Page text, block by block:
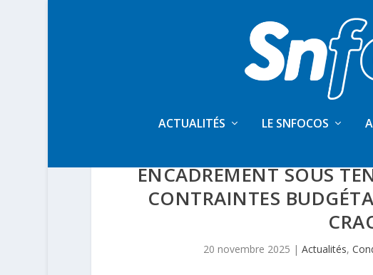
ACTUALITÉS LE SNFOCOS
ENCADREMENT SOUS
CONTRAINTES
20 novembre 2025 | Actualités,